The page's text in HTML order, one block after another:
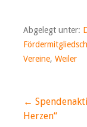
Abgelegt unter:
Vereine, Weiler
←
Herzen“